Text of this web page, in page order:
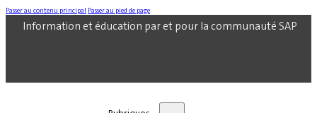
Passer au contenu principal Passer au pied de page
Information et éducation par et pour la communauté SAP